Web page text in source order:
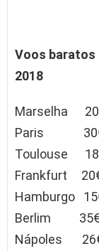
Voos baratos
2018
Marselha
Paris 30€
Toulouse
Frankfurt
Hamburgo
Berlim 35€
Nápoles